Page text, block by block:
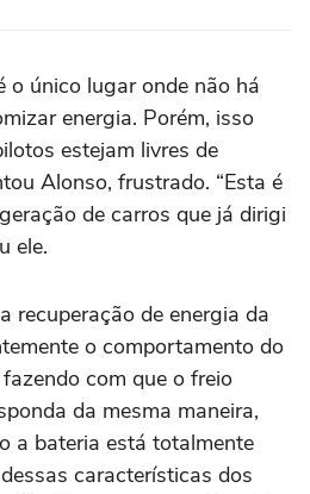
o único lugar onde não há
energia. Porém, isso
estejam livres de
Alonso, frustrado. “Esta é
de carros que já dirigi
ele.
recuperação de energia da
o comportamento do
com que o freio
da mesma maneira,
a bateria está totalmente
características dos